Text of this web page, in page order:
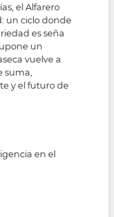
el Alfarero
un ciclo donde
es seña
un
vuelve a
suma,
y el futuro de
en el